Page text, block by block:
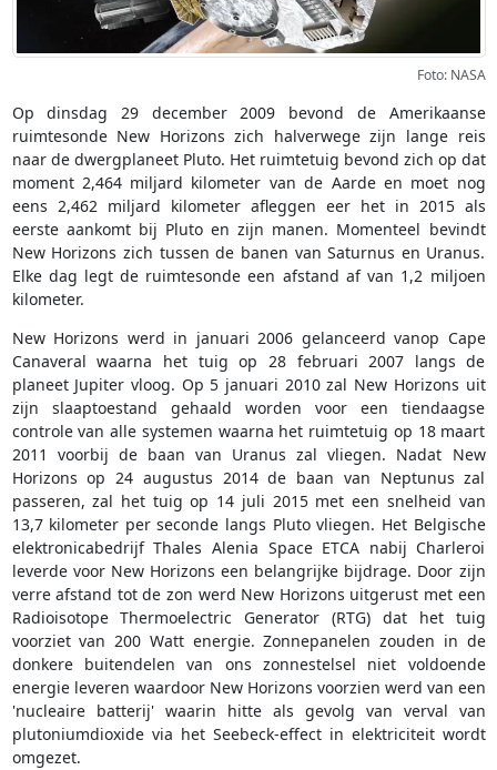
Foto: NASA
Op dinsdag 29 december 2009 bevond de Amerikaanse
ruimtesonde New Horizons zich halverwege zijn lange reis
naar de dwergplaneet Pluto. Het ruimtetuig bevond zich op dat
moment 2,464 miljard kilometer van de Aarde en moet nog
eens 2,462 miljard kilometer afleggen eer het in 2015 als
eerste aankomt bij Pluto en zijn manen. Momenteel bevindt
New Horizons zich tussen de banen van Saturnus en Uranus.
Elke dag legt de ruimtesonde een afstand af van 1,2 miljoen
kilometer.
New Horizons werd in januari 2006 gelanceerd vanop Cape
Canaveral waarna het tuig op 28 februari 2007 langs de
planeet Jupiter vloog. Op 5 januari 2010 zal New Horizons uit
zijn slaaptoestand gehaald worden voor een tiendaagse
controle van alle systemen waarna het ruimtetuig op 18 maart
2011 voorbij de baan van Uranus zal vliegen. Nadat New
Horizons op 24 augustus 2014 de baan van Neptunus zal
passeren, zal het tuig op 14 juli 2015 met een snelheid van
13,7 kilometer per seconde langs Pluto vliegen. Het Belgische
elektronicabedrijf Thales Alenia Space ETCA nabij Charleroi
leverde voor New Horizons een belangrijke bijdrage. Door zijn
verre afstand tot de zon werd New Horizons uitgerust met een
Radioisotope Thermoelectric Generator (RTG) dat het tuig
voorziet van 200 Watt energie. Zonnepanelen zouden in de
donkere buitendelen van ons zonnestelsel niet voldoende
energie leveren waardoor New Horizons voorzien werd van een
'nucleaire batterij' waarin hitte als gevolg van verval van
plutoniumdioxide via het Seebeck-effect in elektriciteit wordt
omgezet.